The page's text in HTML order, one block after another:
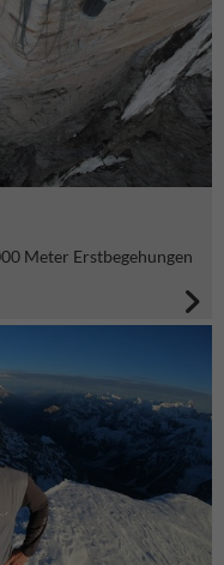
Meter Erstbegehungen